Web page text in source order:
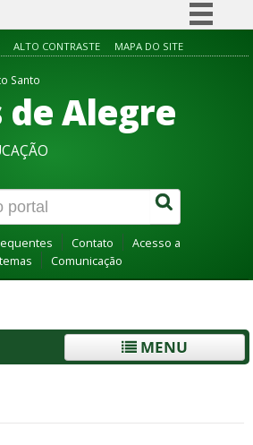
Simplifique!
Acesso à informação
Canais
ALTO CONTRASTE MAPA DO SITE
Santo
de Alegre
Contato
Acesso a
Comunicação
MENU